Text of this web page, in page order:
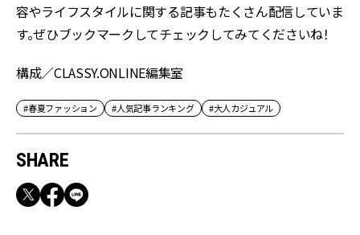
容やライフスタイルに関する記事もたくさん配信していま
す。ぜひブックマークしてチェックしてみてくださいね！
構成／CLASSY.ONLINE編集室
#春夏ファッション #人気記事ランキング #大人カジュアル
SHARE